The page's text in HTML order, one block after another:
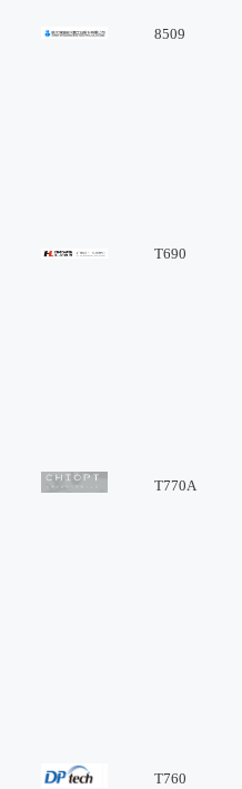
8509
T690
T770A
T760